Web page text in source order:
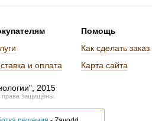
и оплата
Помощь
Как сделать заказ
Карта сайта
2015
права защищены.